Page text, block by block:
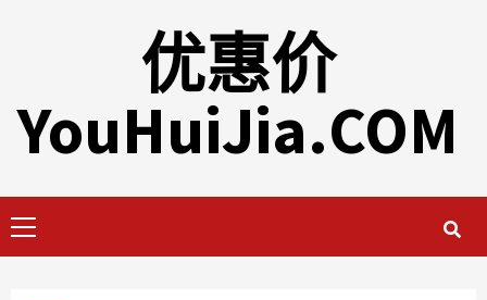
优惠价
YouHuiJia.COM
Menu